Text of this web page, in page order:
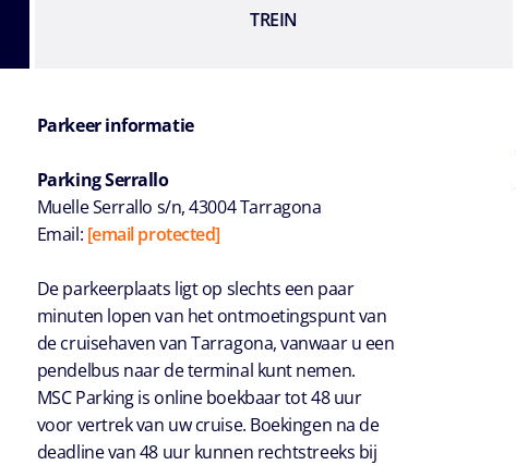
TREIN
Parkeer informatie
Parking Serrallo
Muelle Serrallo s/n, 43004 Tarragona
Email: [email protected]
De parkeerplaats ligt op slechts een paar
minuten lopen van het ontmoetingspunt van
de cruisehaven van Tarragona, vanwaar u een
pendelbus naar de terminal kunt nemen.
MSC Parking is online boekbaar tot 48 uur
voor vertrek van uw cruise. Boekingen na de
deadline van 48 uur kunnen rechtstreeks bij